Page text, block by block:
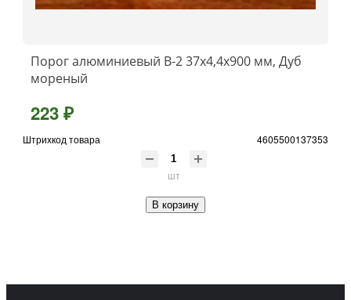
Порог алюминиевый B-2 37х4,4x900 мм, Дуб
мореный
223 ₽
Штрихкод товара 4605500137353
шт
В корзину